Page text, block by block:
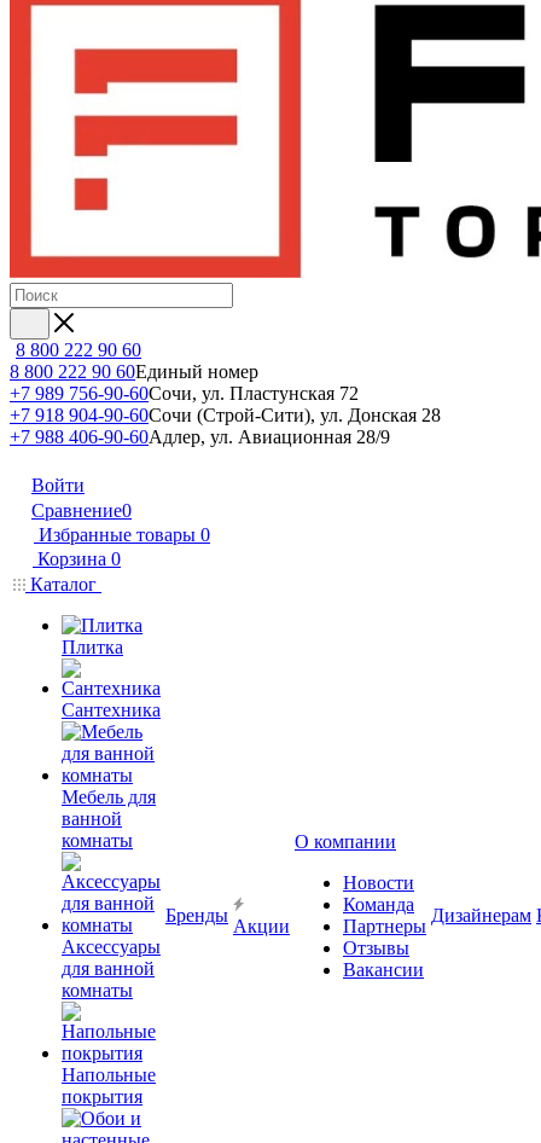
8 800 222 90 60
8 800 222 90 60Единый номер
+7 989 756-90-60Сочи, ул. Пластунская 72
+7 918 904-90-60Сочи (Строй-Сити), ул. Донская 28
+7 988 406-90-60Адлер, ул. Авиационная 28/9
Войти
Сравнение0
Избранные товары 0
Корзина 0
Каталог
Плитка
Сантехника
Мебель для
ванной
комнаты
Аксессуары
для ванной
комнаты
Напольные
покрытия
Бренды
Акции
О компании
Новости
Команда
Партнеры
Отзывы
Вакансии
Дизайнерам